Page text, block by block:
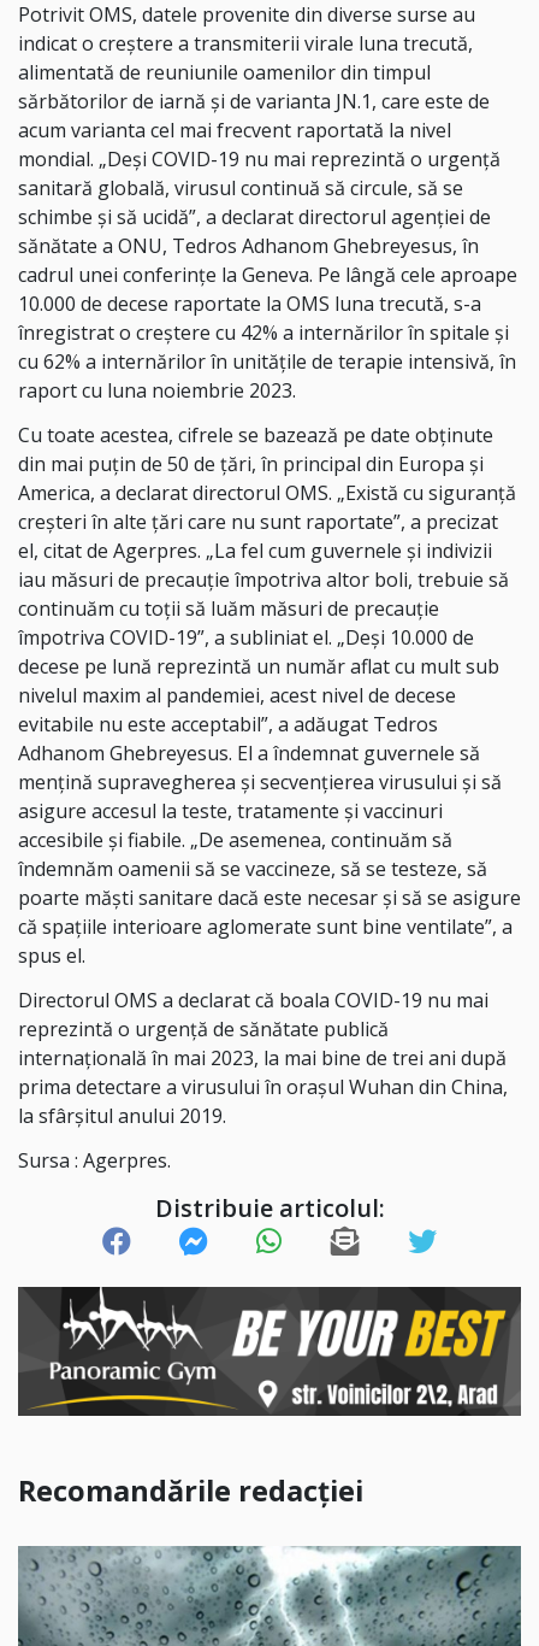
Potrivit OMS, datele provenite din diverse surse au
indicat o creştere a transmiterii virale luna trecută,
alimentată de reuniunile oamenilor din timpul
sărbătorilor de iarnă şi de varianta JN.1, care este de
acum varianta cel mai frecvent raportată la nivel
mondial. „Deşi COVID-19 nu mai reprezintă o urgenţă
sanitară globală, virusul continuă să circule, să se
schimbe şi să ucidă”, a declarat directorul agenţiei de
sănătate a ONU, Tedros Adhanom Ghebreyesus, în
cadrul unei conferinţe la Geneva. Pe lângă cele aproape
10.000 de decese raportate la OMS luna trecută, s-a
înregistrat o creştere cu 42% a internărilor în spitale şi
cu 62% a internărilor în unităţile de terapie intensivă, în
raport cu luna noiembrie 2023.
Cu toate acestea, cifrele se bazează pe date obţinute
din mai puţin de 50 de ţări, în principal din Europa şi
America, a declarat directorul OMS. „Există cu siguranţă
creşteri în alte ţări care nu sunt raportate”, a precizat
el, citat de Agerpres. „La fel cum guvernele şi indivizii
iau măsuri de precauţie împotriva altor boli, trebuie să
continuăm cu toţii să luăm măsuri de precauţie
împotriva COVID-19”, a subliniat el. „Deşi 10.000 de
decese pe lună reprezintă un număr aflat cu mult sub
nivelul maxim al pandemiei, acest nivel de decese
evitabile nu este acceptabil”, a adăugat Tedros
Adhanom Ghebreyesus. El a îndemnat guvernele să
menţină supravegherea şi secvenţierea virusului şi să
asigure accesul la teste, tratamente şi vaccinuri
accesibile şi fiabile. „De asemenea, continuăm să
îndemnăm oamenii să se vaccineze, să se testeze, să
poarte măşti sanitare dacă este necesar şi să se asigure
că spaţiile interioare aglomerate sunt bine ventilate”, a
spus el.
Directorul OMS a declarat că boala COVID-19 nu mai
reprezintă o urgenţă de sănătate publică
internaţională în mai 2023, la mai bine de trei ani după
prima detectare a virusului în oraşul Wuhan din China,
la sfârşitul anului 2019.
Sursa : Agerpres.
Distribuie articolul:
Recomandările redacției